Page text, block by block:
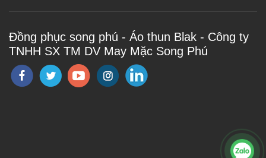
Đồng phục song phú - Áo thun Blak - Công ty
TNHH SX TM DV May Mặc Song Phú